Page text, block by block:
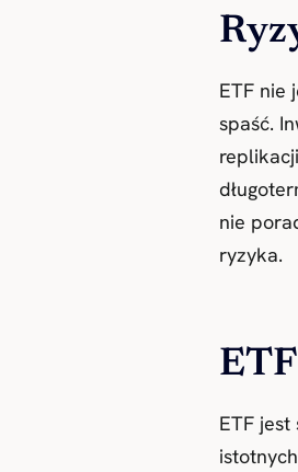
ETF nie
spaść.
nie
ryzyka.
ETF